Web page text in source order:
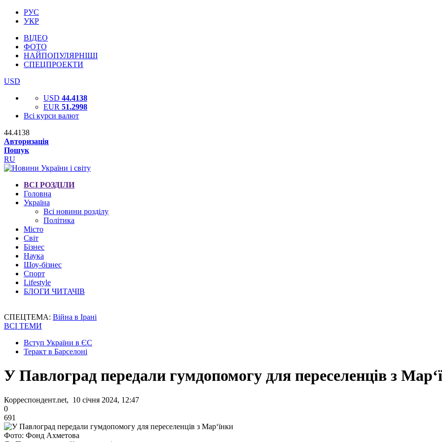
РУС
УКР
ВІДЕО
ФОТО
НАЙПОПУЛЯРНІШІ
СПЕЦПРОЕКТИ
USD
USD 44.4138
EUR 51.2998
Всі курси валют
44.4138
Авторизація
Пошук
RU
ВСІ РОЗДІЛИ
Головна
Україна
Всі новини розділу
Політика
Місто
Світ
Бізнес
Наука
Шоу-бізнес
Спорт
Lifestyle
БЛОГИ ЧИТАЧІВ
СПЕЦТЕМА: Війна в Ірані
ВСІ ТЕМИ
Вступ України в ЄС
Теракт в Барселоні
У Павлоград передали гумдопомогу для переселенців з
Корреспондент.net, 10 січня 2024, 12:47
0
691
Фото: Фонд Ахметова